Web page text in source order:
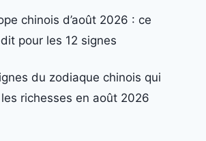
chinois d’août 2026 : ce
pour les 12 signes
du zodiaque chinois qui
richesses en août 2026